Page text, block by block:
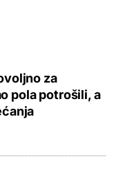
za
pola potrošili, a